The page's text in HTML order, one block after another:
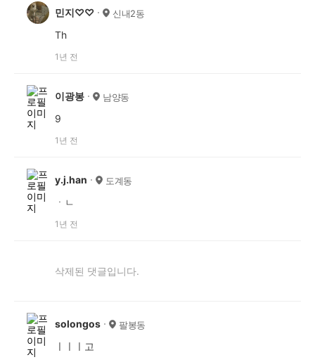
민지♡♡ 신내2동
Th
1년 전
이광봉 남양동
9
1년 전
y.j.han 도계동
ㆍㄴ
1년 전
삭제된 댓글입니다.
solongos 팔봉동
ㅣㅣㅣ고